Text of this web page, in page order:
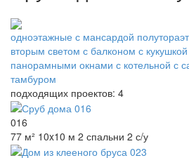
одноэтажные с мансардой
вторым светом с балконом с кукушкой
панорамными окнами с котельной с
тамбуром
подходящих проектов: 4
016
77 м² 10x10 м 2 спальни 2 с/у